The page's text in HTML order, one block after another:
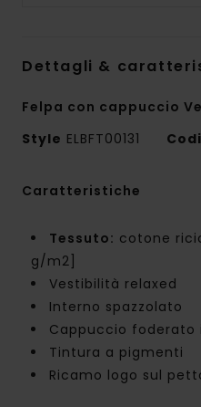
Dettagli &
Felpa con cappuccio
Style ELBFT00131
Caratteristiche
Tessuto: cotone
g/m2]
Vestibilità relaxed
Interno spazzolato
Cappuccio foderato
Tintura a pigmenti
Ricamo logo sul